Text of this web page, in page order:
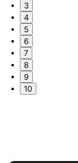
3
4
5
6
7
8
9
10